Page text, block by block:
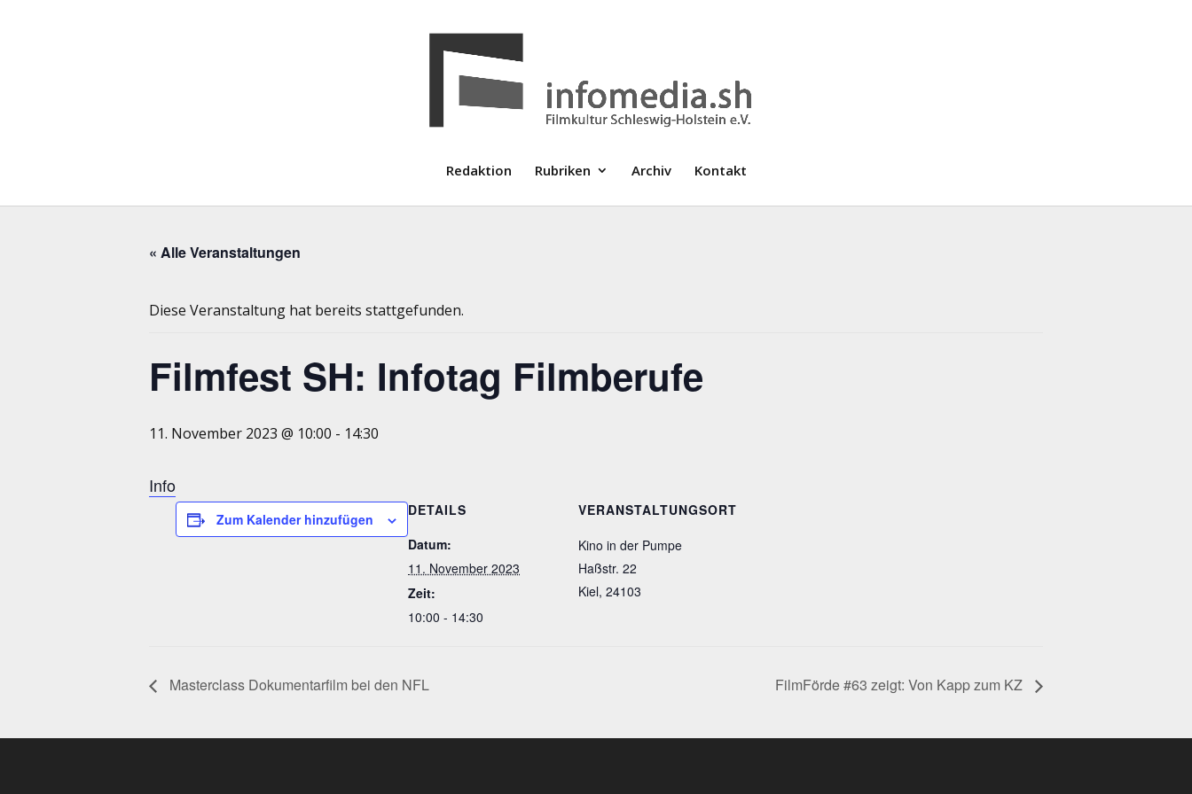
Redaktion Rubriken Archiv Kontakt
« Alle Veranstaltungen
Diese Veranstaltung hat bereits stattgefunden.
Filmfest SH: Infotag Filmberufe
11. November 2023 @ 10:00 - 14:30
Info
Zum Kalender hinzufügen
DETAILS
Datum:
11. November 2023
Zeit:
10:00 - 14:30
VERANSTALTUNGSORT
Kino in der Pumpe
Haßstr. 22
Kiel, 24103
Masterclass Dokumentarfilm bei den NFL FilmFörde #63 zeigt: Von Kapp zum KZ